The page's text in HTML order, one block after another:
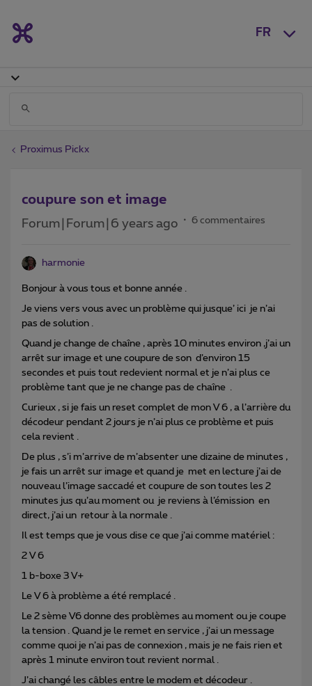
FR
Proximus Pickx
coupure son et image
Forum|Forum|6 years ago 6 commentaires
harmonie
Bonjour à vous tous et bonne année .
Je viens vers vous avec un problème qui jusque’ ici je n’ai
pas de solution .
Quand je change de chaîne , après 10 minutes environ ,j’ai un
arrêt sur image et une coupure de son d’environ 15
secondes et puis tout redevient normal et je n’ai plus ce
problème tant que je ne change pas de chaîne .
Curieux , si je fais un reset complet de mon V 6 , a l’arrière du
décodeur pendant 2 jours je n’ai plus ce problème et puis
cela revient .
De plus , s’i m’arrive de m’absenter une dizaine de minutes ,
je fais un arrêt sur image et quand je met en lecture j’ai de
nouveau l’image saccadé et coupure de son toutes les 2
minutes jus qu’au moment ou je reviens à l’émission en
direct, j’ai un retour à la normale .
Il est temps que je vous dise ce que j’ai comme matériel :
2 V 6
1 b-boxe 3 V+
Le V 6 à problème a été remplacé .
Le 2 sème V6 donne des problèmes au moment ou je coupe
la tension . Quand je le remet en service , j’ai un message
comme quoi je n’ai pas de connexion , mais je ne fais rien et
après 1 minute environ tout revient normal .
J’ai changé les câbles entre le modem et décodeur .